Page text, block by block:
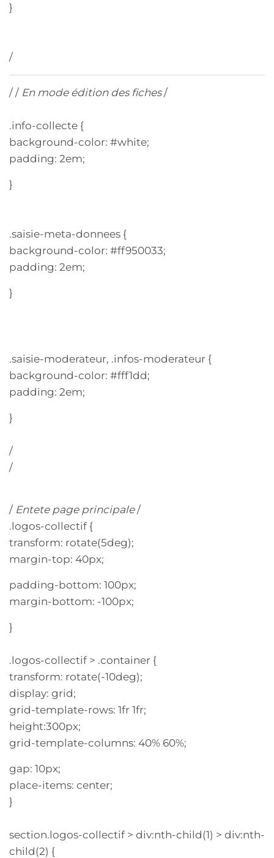
}
/
/ / En mode édition des fiches/
.info-collecte {
background-color: #white;
padding: 2em;
}
.saisie-meta-donnees {
background-color: #ff950033;
padding: 2em;
}
.saisie-moderateur, .infos-moderateur {
background-color: #fff1dd;
padding: 2em;
}
/
/
/ Entete page principale/
.logos-collectif {
transform: rotate(5deg);
margin-top: 40px;
padding-bottom: 100px;
margin-bottom: -100px;
}
.logos-collectif > .container {
transform: rotate(-10deg);
display: grid;
grid-template-rows: 1fr 1fr;
height:300px;
grid-template-columns: 40% 60%;
gap: 10px;
place-items: center;
}
section.logos-collectif > div:nth-child(1) > div:nth-
child(2) {